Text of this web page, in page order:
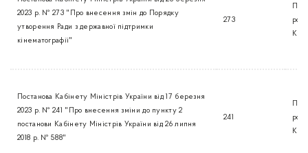
2023 р. № 273 "Про внесення змін до Порядку
утворення Ради з державної підтримки
кінематографії"
273
КМУ
Постанова Кабінету Міністрів України від 17 березня
2023 р. № 241 "Про внесення зміни до пункту 2
постанови Кабінету Міністрів України від 26 липня
2018 р. № 588"
241
КМУ